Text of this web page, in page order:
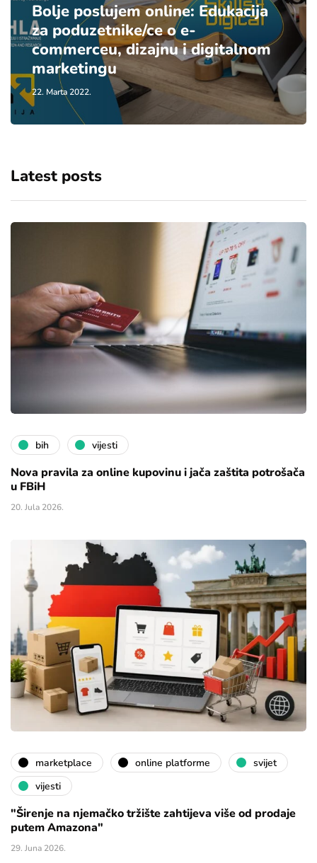
Bolje poslujem online: Edukacija
za poduzetnike/ce o e-
commerceu, dizajnu i digitalnom
marketingu
22. Marta 2022.
Latest posts
bih vijesti
Nova pravila za online kupovinu i jača zaštita potrošača
u FBiH
20. Jula 2026.
marketplace online platforme
svijet
vijesti
"Širenje na njemačko tržište zahtijeva više od prodaje
putem Amazona"
29. Juna 2026.